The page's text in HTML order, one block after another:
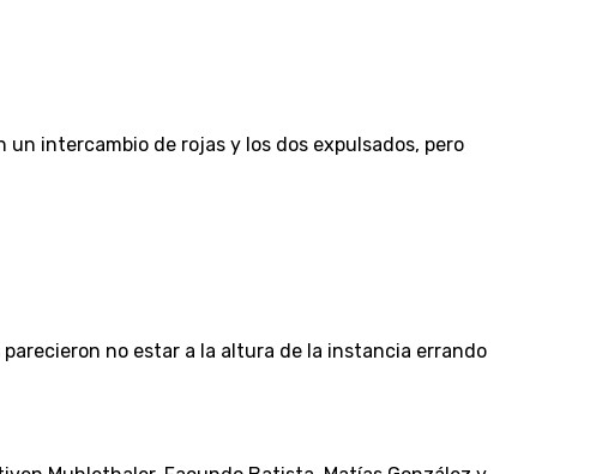
intercambio de rojas y los dos expulsados, pero
no estar a la altura de la instancia errando